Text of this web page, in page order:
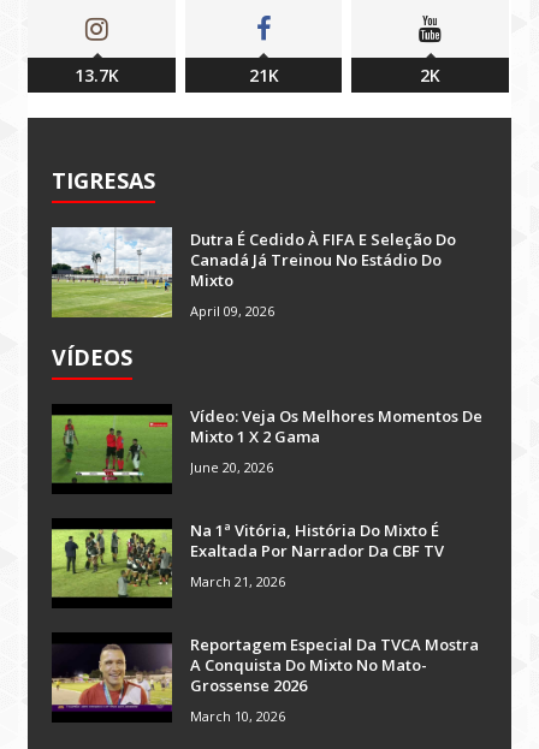
13.7K 21K 2K
TIGRESAS
Dutra É Cedido À FIFA E Seleção Do
Canadá Já Treinou No Estádio Do
Mixto
April 09, 2026
VÍDEOS
Vídeo: Veja Os Melhores Momentos De
Mixto 1 X 2 Gama
June 20, 2026
Na 1ª Vitória, História Do Mixto É
Exaltada Por Narrador Da CBF TV
March 21, 2026
Reportagem Especial Da TVCA Mostra
A Conquista Do Mixto No Mato-
Grossense 2026
March 10, 2026